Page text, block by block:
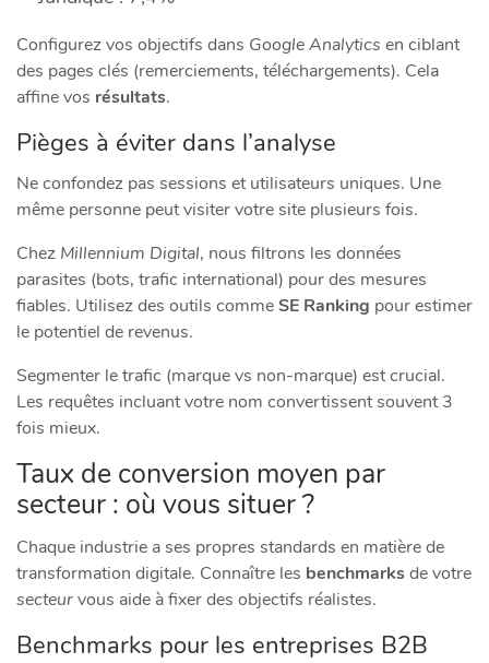
Configurez vos objectifs dans Google Analytics en ciblant
des pages clés (remerciements, téléchargements). Cela
affine vos résultats.
Pièges à éviter dans l’analyse
Ne confondez pas sessions et utilisateurs uniques. Une
même personne peut visiter votre site plusieurs fois.
Chez Millennium Digital, nous filtrons les données
parasites (bots, trafic international) pour des mesures
fiables. Utilisez des outils commeSE Ranking pour estimer
le potentiel de revenus.
Segmenter le trafic (marque vs non-marque) est crucial.
Les requêtes incluant votre nom convertissent souvent 3
fois mieux.
Taux de conversion moyen par
secteur : où vous situer ?
Chaque industrie a ses propres standards en matière de
transformation digitale. Connaître les benchmarksde votre
secteurvous aide à fixer des objectifs réalistes.
Benchmarks pour les entreprises B2B